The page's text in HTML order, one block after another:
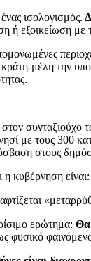
ισολογισμός.
ή εξοικείωση
μέλη την
συνταξιούχο
με τους 300
στους
κυβέρνηση είναι:
ερώτημα: Θα
φυσικό